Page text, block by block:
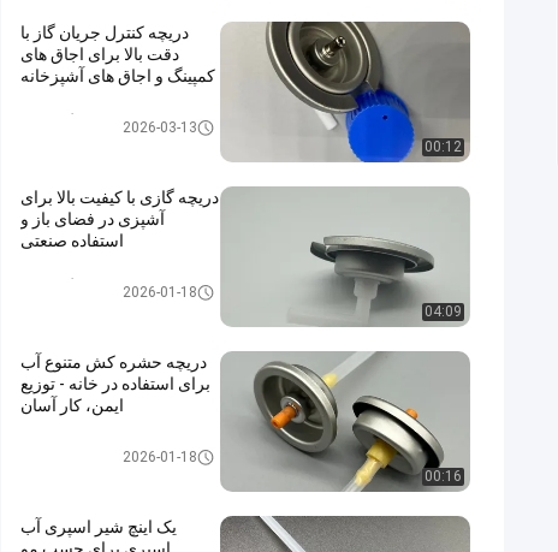
00:12
دریچه کنترل جریان گاز با
دقت بالا برای اجاق های
کمپینگ و اجاق های آشپزخانه
شیر کارتریج گاز بوتان2026-03-13
04:09
دریچه گازی با کیفیت بالا برای
آشپزی در فضای باز و
استفاده صنعتی
شیر کارتریج گاز بوتان2026-01-18
00:16
دریچه حشره کش متنوع آب
برای استفاده در خانه - توزیع
ایمن، کار آسان
water alcohol based insecticid
2026-01-18
یک اینچ شیر اسپری آب